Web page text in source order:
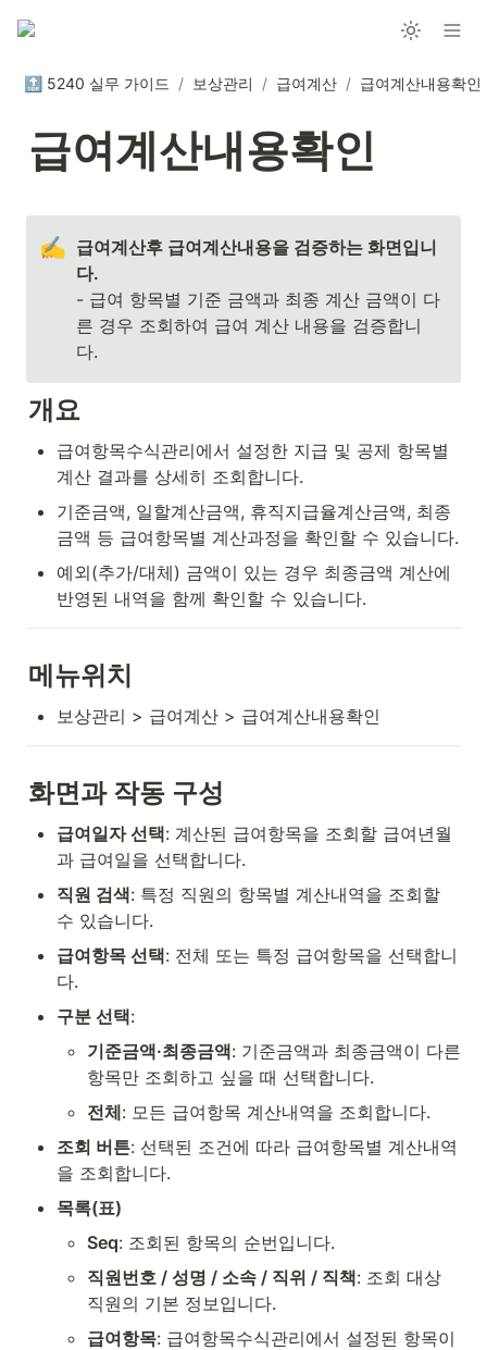
🔝 5240 실무 가이드 / 보상관리 / 급여계산 / 급여계산내용확인
급여계산내용확인
✍️ 급여계산후 급여계산내용을 검증하는 화면입니
- 급여 항목별 기준 금액과 최종 계산 금액이 다
른 경우 조회하여 급여 계산 내용을 검증합니
다.
개요
급여항목수식관리에서 설정한 지급 및 공제 항목별
계산 결과를 상세히 조회합니다.
기준금액, 일할계산금액, 휴직지급율계산금액, 최종
금액 등 급여항목별 계산과정을 확인할 수 있습니다.
예외(추가/대체) 금액이 있는 경우 최종금액 계산에
반영된 내역을 함께 확인할 수 있습니다.
메뉴위치
보상관리 > 급여계산 > 급여계산내용확인
화면과 작동 구성
급여일자 선택: 계산된 급여항목을 조회할 급여년월
과 급여일을 선택합니다.
직원 검색: 특정 직원의 항목별 계산내역을 조회할
수 있습니다.
급여항목 선택: 전체 또는 특정 급여항목을 선택합니
다.
구분 선택:
기준금액·최종금액: 기준금액과 최종금액이 다른
항목만 조회하고 싶을 때 선택합니다.
전체: 모든 급여항목 계산내역을 조회합니다.
조회 버튼: 선택된 조건에 따라 급여항목별 계산내역
을 조회합니다.
목록(표)
Seq: 조회된 항목의 순번입니다.
직원번호 / 성명 / 소속 / 직위 / 직책: 조회 대상
직원의 기본 정보입니다.
급여항목: 급여항목수식관리에서 설정된 항목이